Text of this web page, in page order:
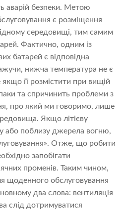
аварій безпеки. Метою
є розміщення
середовищі, тим самим
Фактично, одним із
батарей є відповідна
нижча температура не є
її розмістити при вищій
та спричинить проблеми з
про який ми говоримо, лише
Якщо літієву
або поблизу джерела вогню,
Отже, що робити
запобігати
променів. Таким чином,
щоденного обслуговування
два слова: вентиляція
слід дотримуватися